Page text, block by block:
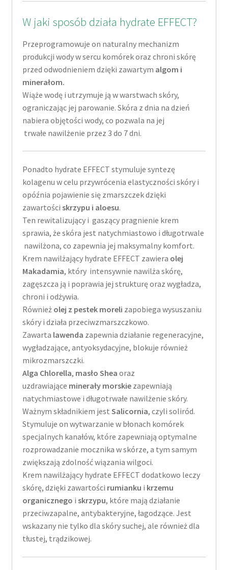
W jaki sposób działa hydrate EFFECT?
Przeprogramowuje on naturalny mechanizm
produkcji wody w sercu komórek oraz chroni skórę
przed odwodnieniem dzięki zawartym algom i
minerałom.
Wiąże wodę i utrzymuje ją w warstwach skóry,
ograniczając jej parowanie. Skóra z dnia na dzień
nabiera objętości wody, co pozwala na jej
trwałe nawilżenie przez 3 do 7 dni.
Ponadto hydrate EFFECT stymuluje syntezę
kolagenu w celu przywrócenia elastyczności skóry i
opóźnia pojawienie się zmarszczek dzięki
zawartości skrzypu i aloesu.
Ten rewitalizujący i gaszący pragnienie krem
sprawia, że skóra jest natychmiastowo i długotrwale
nawilżona, co zapewnia jej maksymalny komfort.
Krem nawilżający hydrate EFFECT zawiera olej
Makadamia, który intensywnie nawilża skórę,
zagęszcza ją i poprawia jej strukturę oraz wygładza,
chroni i odżywia.
Również olej z pestek moreli zapobiega wysuszaniu
skóry i działa przeciwzmarszczkowo.
Zawarta lawenda zapewnia działanie regeneracyjne,
wygładzające, antyoksydacyjne, blokuje również
mikrozmarszczki.
Alga Chlorella, masło Shea oraz
uzdrawiające minerały morskiezapewniają
natychmiastowe i długotrwałe nawilżenie skóry.
Ważnym składnikiem jest Salicornia, czyli soliród.
Stymuluje on wytwarzanie w błonach komórek
specjalnych kanałów, które zapewniają optymalne
rozprowadzanie mocznika w skórze, a tym samym
zwiększają zdolność wiązania wilgoci.
Krem nawilżający hydrate EFFECT dodatkowo leczy
skórę, dzięki zawartości rumianku i krzemu
organicznego i skrzypu, które mają działanie
przeciwzapalne, antybakteryjne, łagodzące. Jest
wskazany nie tylko dla skóry suchej, ale również dla
tłustej, trądzikowej.